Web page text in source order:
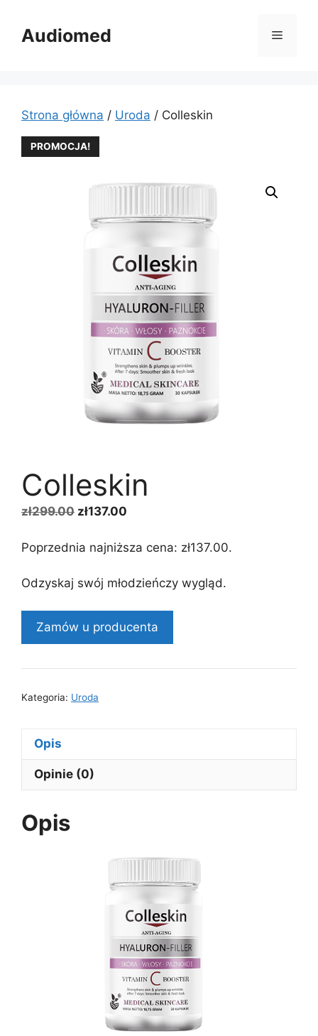
treściAudiomed Menu
Strona główna / Uroda / Colleskin
PROMOCJA!
Colleskin
zł299.00 Pierwotna
wynosiła:
zł137.00
wynosi:
Poprzednia najniższa cena: zł137.00.
Odzyskaj swój młodzieńczy wygląd.
Zamów u producenta
Kategoria: Uroda
Opis
Opinie (0)
Opis